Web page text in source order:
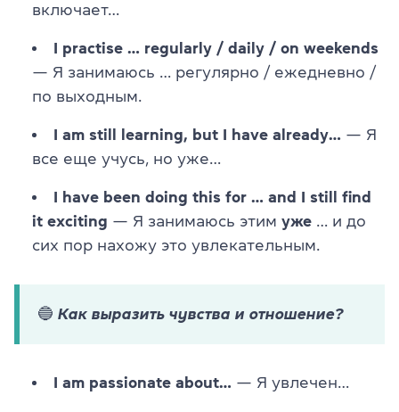
включает…
I practise … regularly / daily / on weekends
— Я занимаюсь … регулярно / ежедневно /
по выходным.
I am still learning, but I have already… — Я
все еще учусь, но уже…
I have been doing this for … and I still find
it exciting — Я занимаюсь этим уже … и до
сих пор нахожу это увлекательным.
🔵 Как выразить чувства и отношение?
I am passionate about… — Я увлечен…